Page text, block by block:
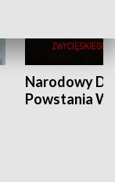
Narodowy
Powstania